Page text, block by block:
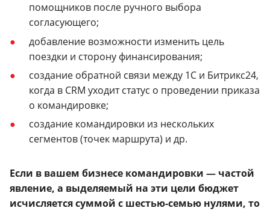
помощников после ручного выбора
согласующего;
добавление возможности изменить цель
поездки и сторону финансирования;
создание обратной связи между 1С и Битрикс24,
когда в CRM уходит статус о проведении приказа
о командировке;
создание командировки из нескольких
сегментов (точек маршрута) и др.
Если в вашем бизнесе командировки — частой
явление, а выделяемый на эти цели бюджет
исчисляется суммой с шестью-семью нулями, то